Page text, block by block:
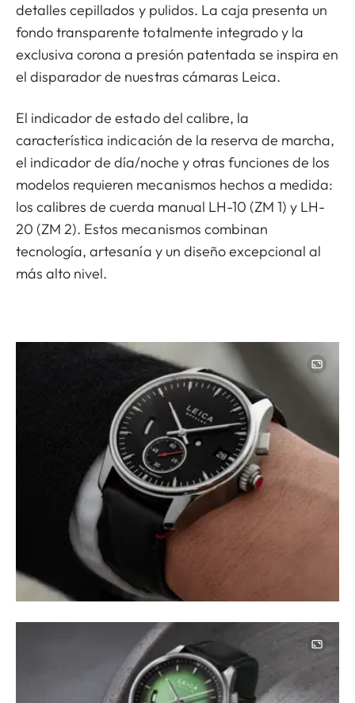
detalles cepillados y pulidos. La caja presenta un
fondo transparente totalmente integrado y la
exclusiva corona a presión patentada se inspira en
el disparador de nuestras cámaras Leica.
El indicador de estado del calibre, la
característica indicación de la reserva de marcha,
el indicador de día/noche y otras funciones de los
modelos requieren mecanismos hechos a medida:
los calibres de cuerda manual LH-10 (ZM 1) y LH-
20 (ZM 2). Estos mecanismos combinan
tecnología, artesanía y un diseño excepcional al
más alto nivel.